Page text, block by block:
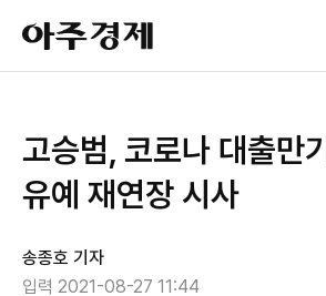
아
주
경
고승범, 코로나 대출만
유예 재연장 시사
송종호 기자
입력 2021-08-27 11:44